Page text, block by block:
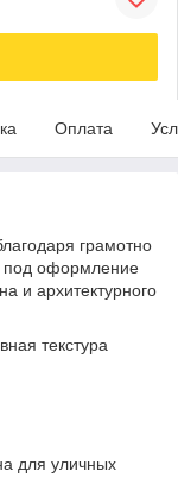
Оплата
грамотно
под оформление
и архитектурного
текстура
для уличных